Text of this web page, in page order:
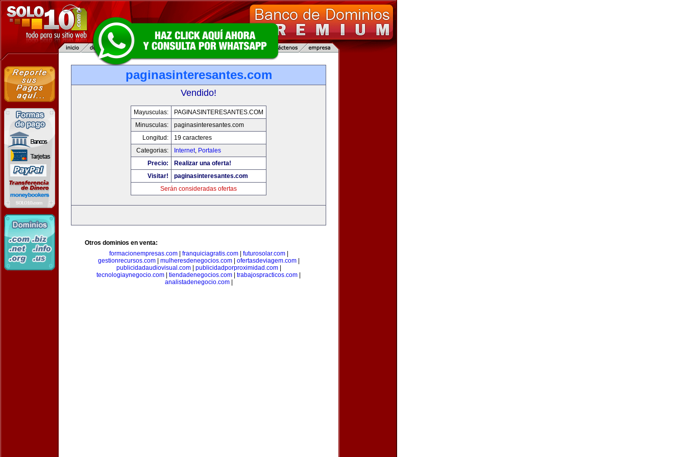
paginasinteresantes.com
Vendido!
Mayusculas:
PAGINASINTERESANTES.COM
Minusculas:
paginasinteresantes.com
Longitud:
19 caracteres
Categorias:
Internet, Portales
Precio:
Realizar una oferta!
Visitar!
paginasinteresantes.com
Serán consideradas ofertas
Otros dominios en venta:
formacionempresas.com| franquiciagratis.com| futurosolar.com|
gestionrecursos.com| mulheresdenegocios.com| ofertasdeviagem.com|
publicidadaudiovisual.com| publicidadporproximidad.com|
tecnologiaynegocio.com
tiendadenegocios.com trabajospracticos.com
analistadenegocio.com|